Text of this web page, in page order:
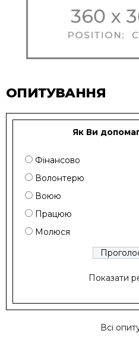
ОПИТУВАННЯ
Як Ви
Фінансово
Волонтерю
Воюю
Працюю
Молюся
Показати
Всі